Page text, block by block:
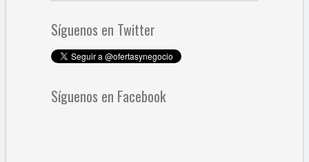
Síguenos en Twitter
Síguenos en Facebook